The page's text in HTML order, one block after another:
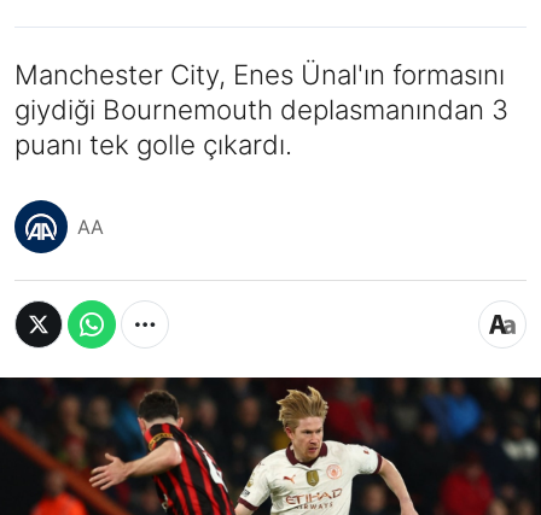
Manchester City, Enes Ünal'ın formasını
giydiği Bournemouth deplasmanından 3
puanı tek golle çıkardı.
AA